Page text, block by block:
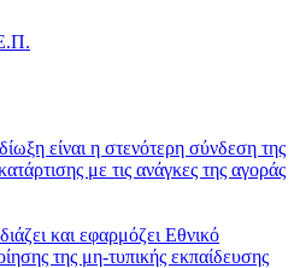
είναι η στενότερη σύνδεση της
με τις ανάγκες της αγοράς
και εφαρμόζει Eθνικό
της μη-τυπικής εκπαίδευσης